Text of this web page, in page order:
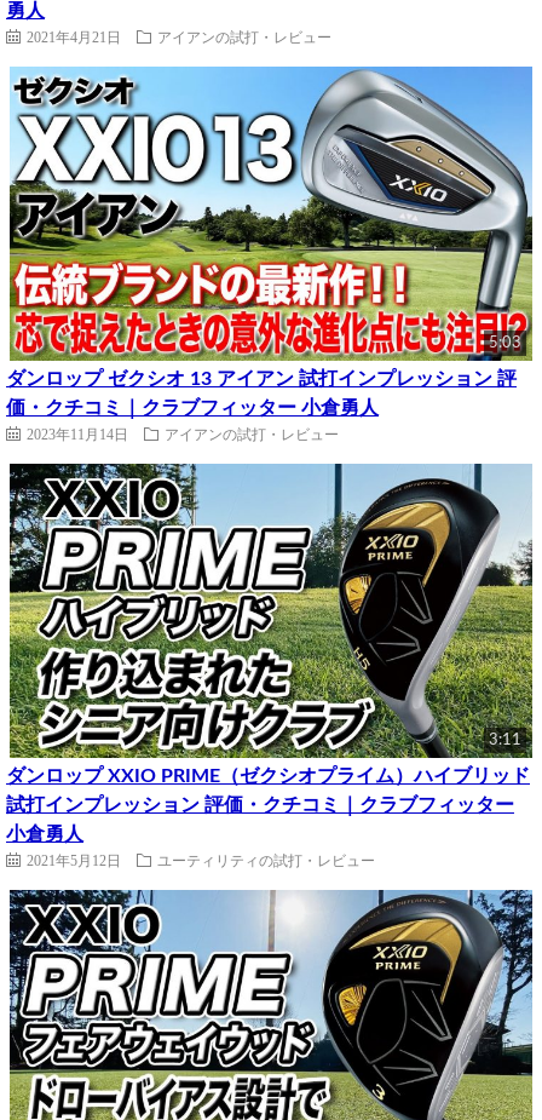
勇人
2021年4月21日 アイアンの試打・レビュー
5:03
ダンロップ ゼクシオ 13 アイアン 試打インプレッション 評
価・クチコミ｜クラブフィッター 小倉勇人
2023年11月14日 アイアンの試打・レビュー
3:11
ダンロップ XXIO PRIME（ゼクシオプライム）ハイブリッド
試打インプレッション 評価・クチコミ｜クラブフィッター
小倉勇人
2021年5月12日 ユーティリティの試打・レビュー